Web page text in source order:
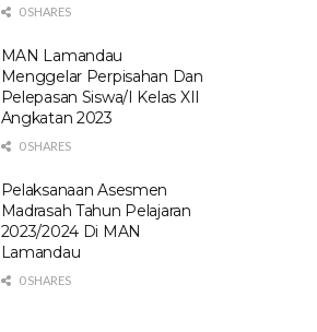
0 SHARES
MAN Lamandau
Menggelar Perpisahan Dan
Pelepasan Siswa/I Kelas XII
Angkatan 2023
0 SHARES
Pelaksanaan Asesmen
Madrasah Tahun Pelajaran
2023/2024 Di MAN
Lamandau
0 SHARES